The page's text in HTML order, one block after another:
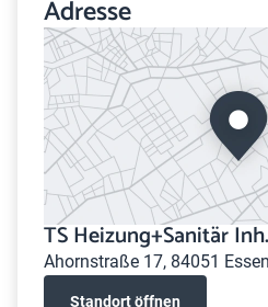
Adresse
TS Heizung+Sanitär
Ahornstraße 17, 84051
Standort öffnen